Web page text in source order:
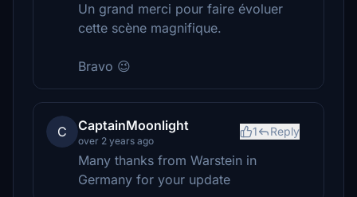
Un grand merci pour faire évoluer
cette scène magnifique.
Bravo 😉
C CaptainMoonlight
over 2 years ago
1 Reply
Many thanks from Warstein in
Germany for your update